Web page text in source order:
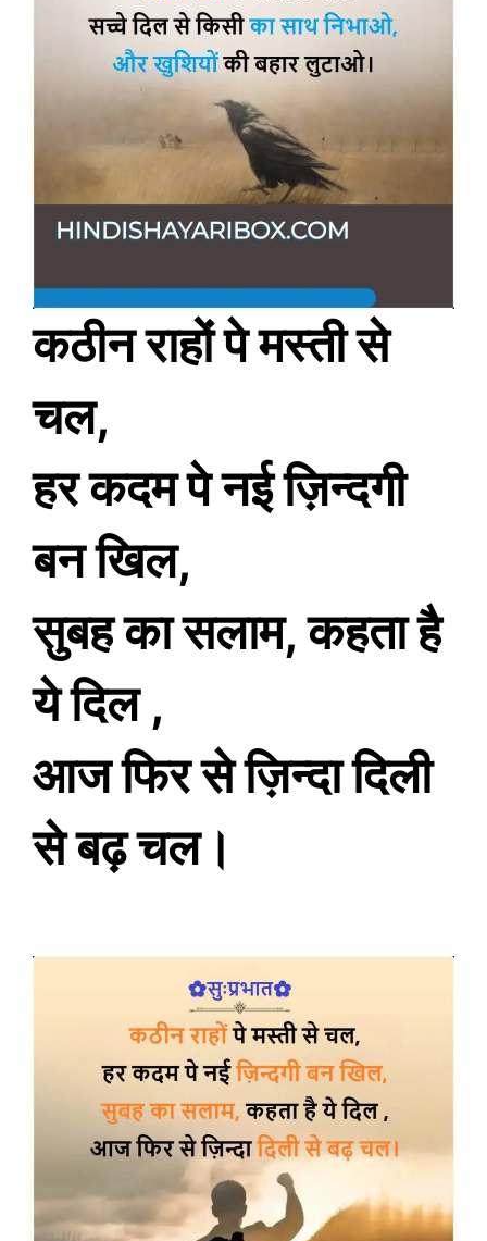
कठीन राहों पे मस्ती से
चल,
हर कदम पे नई ज़िन्दगी
बन खिल,
सुबह का सलाम, कहता है
ये दिल ,
आज फिर से ज़िन्दा दिली
से बढ़ चल।